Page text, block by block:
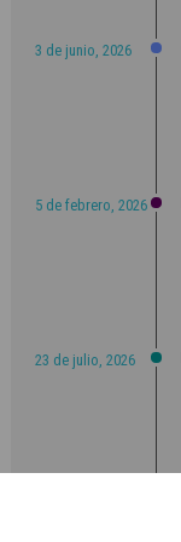
3 de junio, 2026
5 de febrero, 2026
23 de julio, 2026